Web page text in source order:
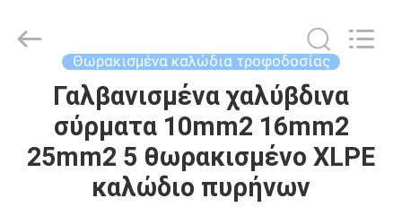
ΣΠΊΤΙ
ΠΡΟΪΌΝΤΑ
Management
Services
Θωρακισμένα καλώδια τροφοδοσίας
Γαλβανισμένα χαλύβδινα
σύρματα 10mm2 16mm2
25mm2 5 θωρακισμένο XLPE
καλώδιο πυρήνων